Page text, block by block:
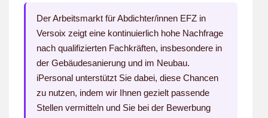
Der Arbeitsmarkt für Abdichter/innen EFZ in
Versoix zeigt eine kontinuierlich hohe Nachfrage
nach qualifizierten Fachkräften, insbesondere in
der Gebäudesanierung und im Neubau.
iPersonal unterstützt Sie dabei, diese Chancen
zu nutzen, indem wir Ihnen gezielt passende
Stellen vermitteln und Sie bei der Bewerbung